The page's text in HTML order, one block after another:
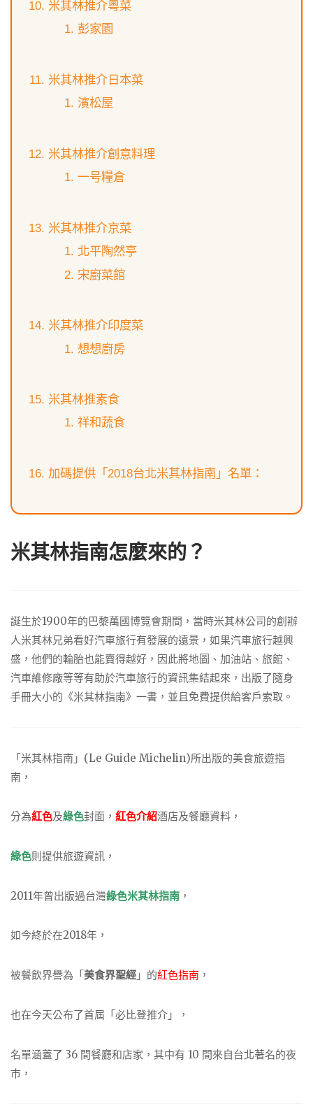
米其林推介粵菜
彭家園
米其林推介日本菜
濱松屋
米其林推介創意料理
一号糧倉
米其林推介京菜
北平陶然亭
宋廚菜館
米其林推介印度菜
想想廚房
米其林推素食
祥和蔬食
加碼提供「2018台北米其林指南」名單：
米其林指南怎麼來的？
誕生於1900年的巴黎萬國博覽會期間，當時米其林公司的創辦
人米其林兄弟看好汽車旅行有發展的遠景，如果汽車旅行越興
盛，他們的輪胎也能賣得越好，因此將地圖、加油站、旅館、
汽車維修廠等等有助於汽車旅行的資訊集結起來，出版了隨身
手冊大小的《米其林指南》一書，並且免費提供給客戶索取。
「米其林指南」(Le Guide Michelin)所出版的美食旅遊指
南，
分為紅色及綠色封面， 紅色介紹酒店及餐廳資料，
綠色則提供旅遊資訊，
2011年曾出版過台灣綠色米其林指南 ，
如今終於在2018年，
被餐飲界譽為「 美食界聖經 」的紅色指南 ，
也在今天公布了首屆「必比登推介」，
名單涵蓋了 36 間餐廳和店家，其中有 10 間來自台北著名的夜
市，